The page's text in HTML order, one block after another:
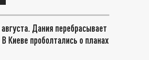
Дания перебрасывает
Киеве проболтались о планах